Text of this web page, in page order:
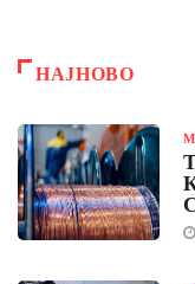
НАЈНОВО